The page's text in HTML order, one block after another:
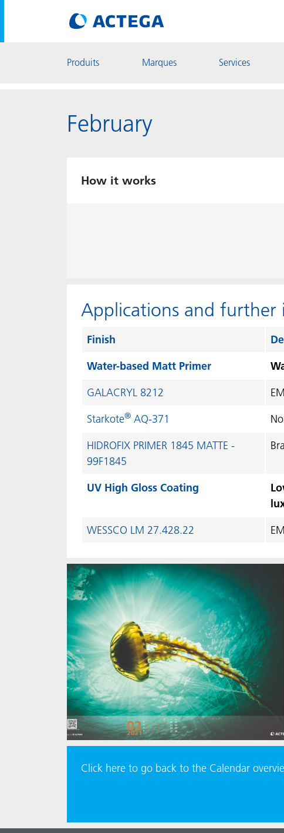
Produits Marques Services
February
How it works
Applications and
Finish
Water-based Matt Primer
GALACRYL 8212
Starkote® AQ-371
HIDROFIX PRIMER 1845 MATTE -
99F1845
UV High Gloss Coating
WESSCO LM 27.428.22
Click here to go back to the Calendar